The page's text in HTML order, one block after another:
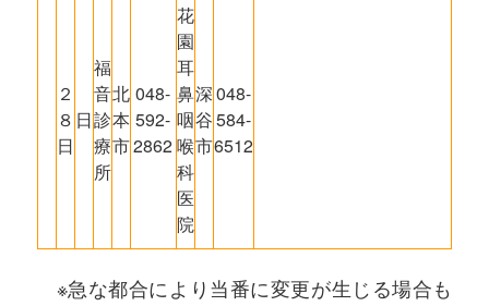
２
８
日
日
福
音
診
療
所
北
本
市
048-
592-
2862
花
園
耳
鼻
咽
喉
科
医
院
深
谷
市
048-
584-
6512
※急な都合により当番に変更が生じる場合も